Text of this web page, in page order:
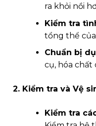
ra khỏi nồi
Kiểm tra
tổng thể của
Chuẩn bị
cụ, hóa chất
2. Kiểm tra và Vệ
Kiểm tra